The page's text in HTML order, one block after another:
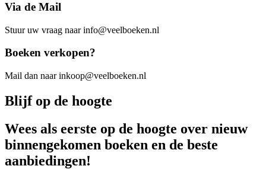
Via de Mail
Stuur uw vraag naar info@veelboeken.nl
Boeken verkopen?
Mail dan naar inkoop@veelboeken.nl
Blijf op de hoogte
Wees als eerste op de hoogte over nieuw
binnengekomen boeken en de beste
aanbiedingen!